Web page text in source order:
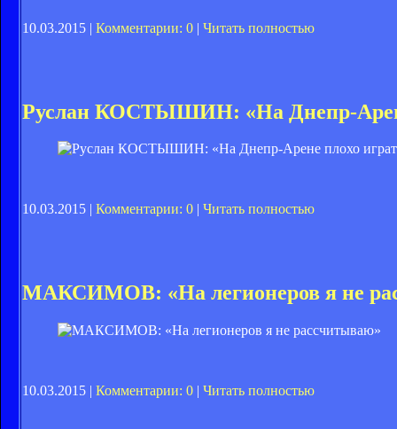
10.03.2015 | Комментарии: 0 | Читать полностью
Руслан КОСТЫШИН: «На Днепр-
10.03.2015 | Комментарии: 0 Читать полностью
МАКСИМОВ: «На легионеров я не
10.03.2015 | Комментарии: 0 | Читать полностью